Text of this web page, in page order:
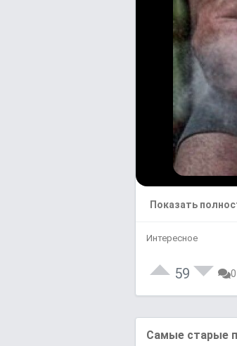
Показать
Интересное
59
Самые старые